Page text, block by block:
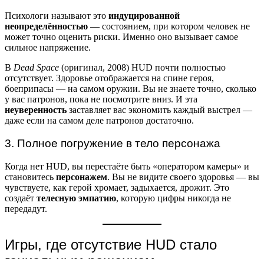
Психологи называют это индуцированной
неопределённостью — состоянием, при котором человек не
может точно оценить риски. Именно оно вызывает самое
сильное напряжение.
В Dead Space (оригинал, 2008) HUD почти полностью
отсутствует. Здоровье отображается на спине героя,
боеприпасы — на самом оружии. Вы не знаете точно, сколько
у вас патронов, пока не посмотрите вниз. И эта
неуверенность заставляет вас экономить каждый выстрел —
даже если на самом деле патронов достаточно.
3. Полное погружение в тело персонажа
Когда нет HUD, вы перестаёте быть «оператором камеры» и
становитесь персонажем. Вы не видите своего здоровья — вы
чувствуете, как герой хромает, задыхается, дрожит. Это
создаёт телесную эмпатию, которую цифры никогда не
передадут.
Игры, где отсутствие HUD стало